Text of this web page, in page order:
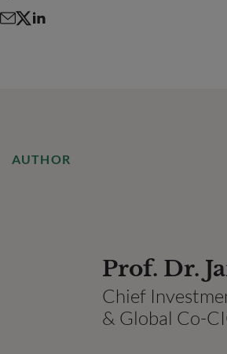
AUTHOR
Prof. Dr.
Chief
& Global Co-